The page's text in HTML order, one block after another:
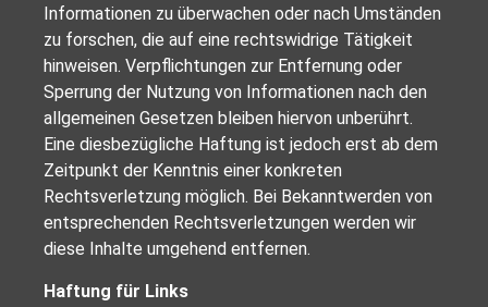
Informationen zu überwachen oder nach Umständen
zu forschen, die auf eine rechtswidrige Tätigkeit
hinweisen. Verpflichtungen zur Entfernung oder
Sperrung der Nutzung von Informationen nach den
allgemeinen Gesetzen bleiben hiervon unberührt.
Eine diesbezügliche Haftung ist jedoch erst ab dem
Zeitpunkt der Kenntnis einer konkreten
Rechtsverletzung möglich. Bei Bekanntwerden von
entsprechenden Rechtsverletzungen werden wir
diese Inhalte umgehend entfernen.
Haftung für Links